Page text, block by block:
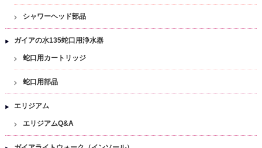
シャワーヘッド部品
ガイアの水135蛇口用浄水器
蛇口用カートリッジ
蛇口用部品
エリジアム
エリジアムQ&A